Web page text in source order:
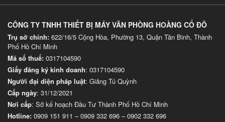
CÔNG TY TNHH THIẾT BỊ MÁY VĂN PHÒNG HOÀNG CỐ ĐÔ
Trụ sở chính: 622/16/5 Cộng Hòa, Phường 13, Quận Tân Binh, Thành
Phố Hồ Chí Minh
Mã số thuế: 0317104590
Giấy đăng ký kinh doanh: 0317104590
Người đại diện pháp luật: Giảng Tú Quỳnh
Cấp ngày: 31/12/2021
Nơi cấp: Sở kế hoạch Đầu Tư Thành Phố Hồ Chí Minh
Hotline: 0909 151 911 –0909 332 696 –0902 332 696